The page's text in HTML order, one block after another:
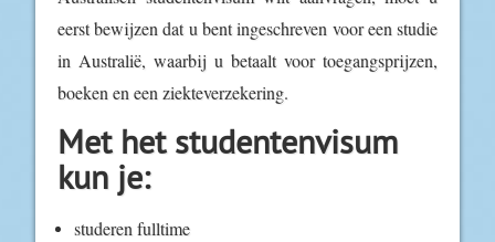
eerst bewijzen dat u bent ingeschreven voor een studie
in Australië, waarbij u betaalt voor toegangsprijzen,
boeken en een ziekteverzekering.
Met het studentenvisum
kun je:
studeren fulltime